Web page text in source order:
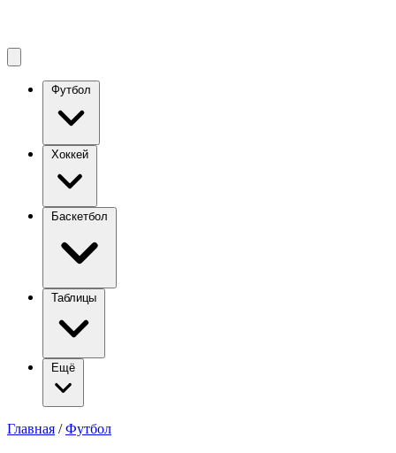
Футбол
Хоккей
Баскетбол
Таблицы
Ещё
Главная / Футбол